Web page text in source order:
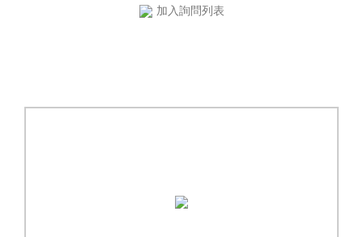
加入詢問列表